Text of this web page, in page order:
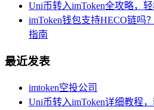
Uni币转入imToken全攻略，
imToken钱包支持HECO链吗
指南
最近发表
imtoken空投公司
Uni币转入imToken详细教程